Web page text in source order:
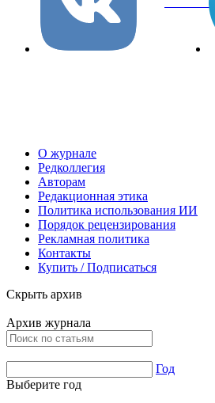
О журнале
Редколлегия
Авторам
Редакционная этика
Политика использования ИИ
Порядок рецензирования
Рекламная политика
Контакты
Купить / Подписаться
Скрыть архив
Архив журнала
Год
Выберите год